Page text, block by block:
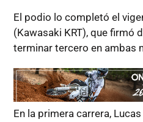
El podio lo completó el
(Kawasaki KRT), que firmó
terminar tercero en ambas
En la primera carrera,